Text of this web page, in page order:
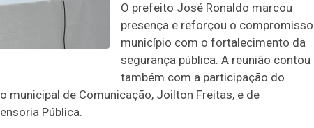
O prefeito José Ronaldo marcou
presença e reforçou o
município com o fortalecimento da
segurança pública. A reunião contou
também com a participação do
de Comunicação, Joilton Freitas, e de
Pública.